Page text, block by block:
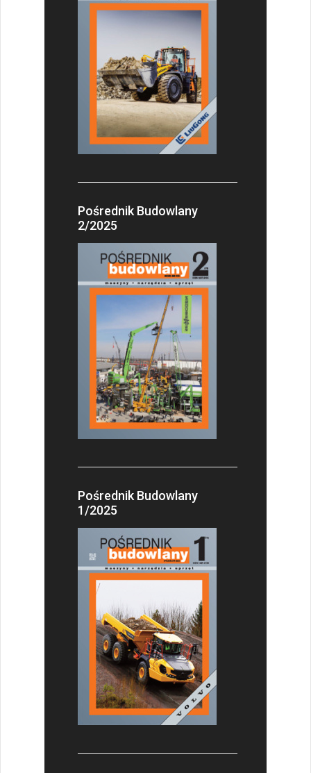
Pośrednik Budowlany
2/2025
Pośrednik Budowlany
1/2025